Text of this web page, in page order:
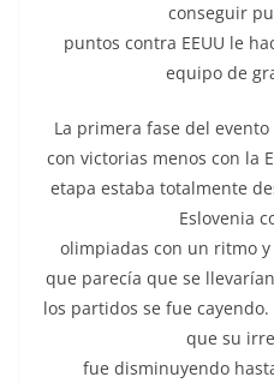
conseguir
puntos contra EEUU le
equipo de
La primera fase del
con victorias menos con la
etapa estaba totalmente
Eslovenia
olimpiadas con un ritmo
que parecía que se
los partidos se fue
que su
fue disminuyendo